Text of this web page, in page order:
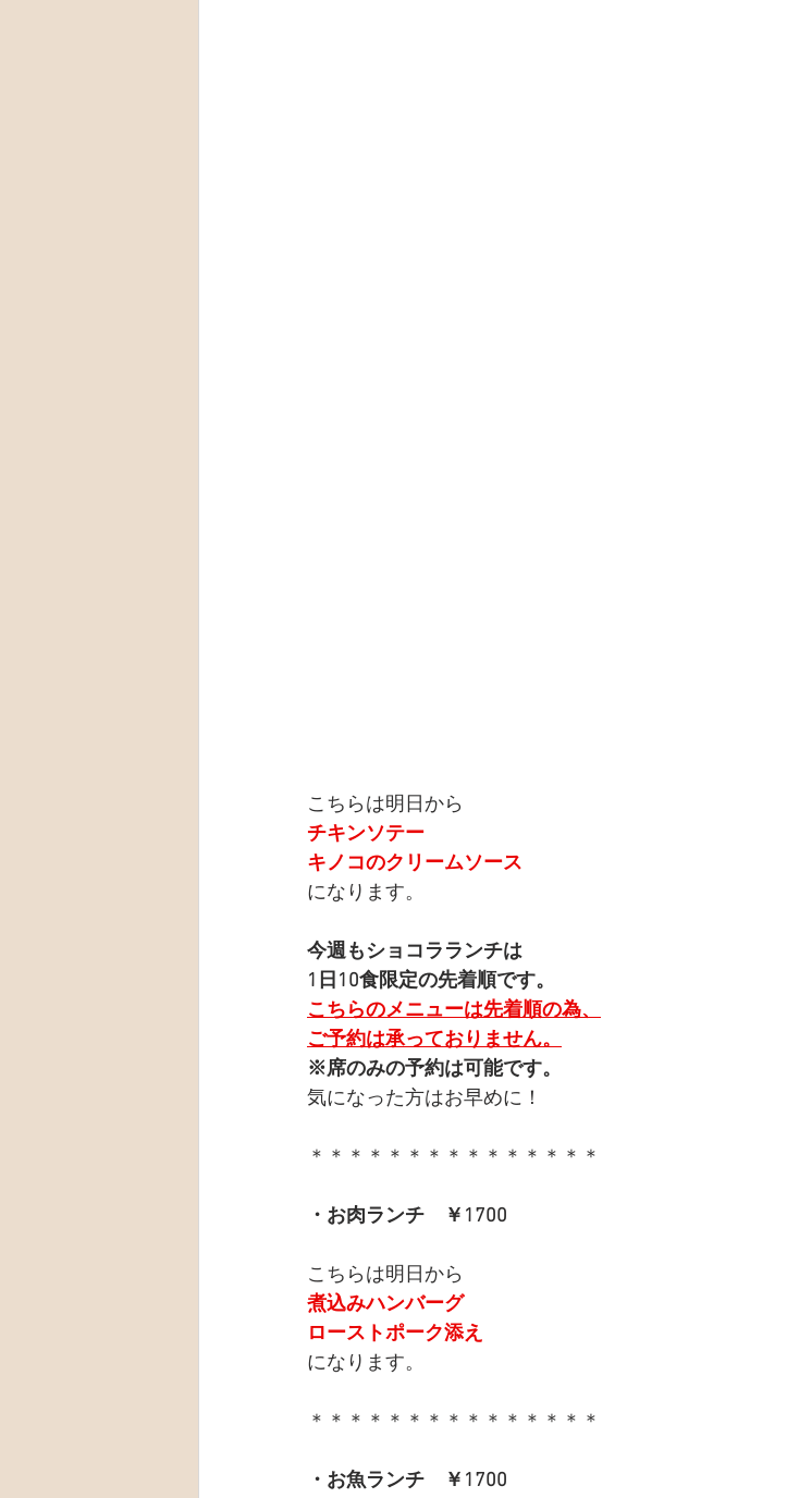
こちらは明日から
チキンソテー
キノコのクリームソース
になります。
今週もショコラランチは
1日10食限定の先着順です。
こちらのメニューは先着順の為、
ご予約は承っておりません。
※席のみの予約は可能です。
気になった方はお早めに！
＊＊＊＊＊＊＊＊＊＊＊＊＊＊＊
・お肉ランチ　￥1700
こちらは明日から
煮込みハンバーグ
ローストポーク添え
になります。
＊＊＊＊＊＊＊＊＊＊＊＊＊＊＊
・お魚ランチ　￥1700